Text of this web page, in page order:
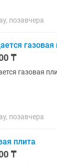
позавчера
₸
газовая
позавчера
плита
₸